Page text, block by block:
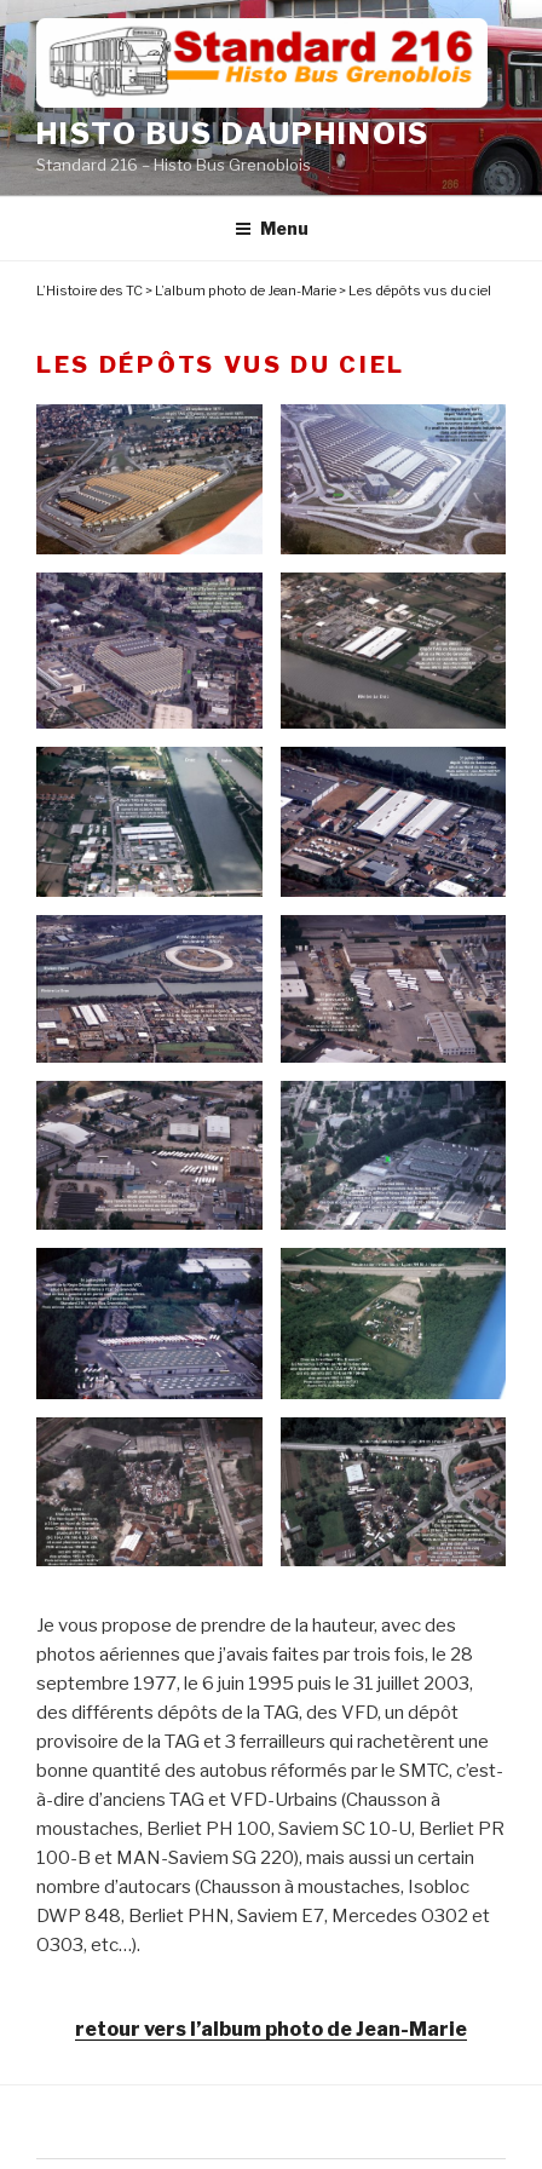
Aller
au
contenu
principal
HISTO BUS DAUPHINOIS
Standard 216 – Histo Bus Grenoblois
Menu
L’Histoire des TC> L’album photo de Jean-Marie> Les dépôts vus du ciel
LES DÉPÔTS VUS DU CIEL
Je vous propose de prendre de la hauteur, avec des
photos aériennes que j’avais faites par trois fois, le 28
septembre 1977, le 6 juin 1995 puis le 31 juillet 2003,
des différents dépôts de la TAG, des VFD, un dépôt
provisoire de la TAG et 3 ferrailleurs qui rachetèrent une
bonne quantité des autobus réformés par le SMTC, c’est-
à-dire d’anciens TAG et VFD-Urbains (Chausson à
moustaches, Berliet PH 100, Saviem SC 10-U, Berliet PR
100-B et MAN-Saviem SG 220), mais aussi un certain
nombre d’autocars (Chausson à moustaches, Isobloc
DWP 848, Berliet PHN, Saviem E7, Mercedes O302 et
O303, etc…).
retour vers l’album photo de Jean-Marie